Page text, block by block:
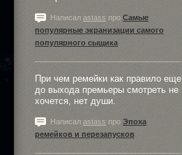
Написал astass про Самые
популярные экранизации самого
популярного сыщика
При чем ремейки как правило еще
до выхода премьеры смотреть не
хочется, нет души.
Написал astass про Эпоха
ремейков и перезапусков